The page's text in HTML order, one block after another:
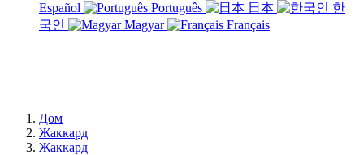
Español
Português 日本
한
국인
Magyar Français
Дом
Жаккард
Жаккард